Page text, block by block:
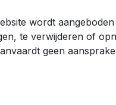
wordt
te verwijderen of
geen